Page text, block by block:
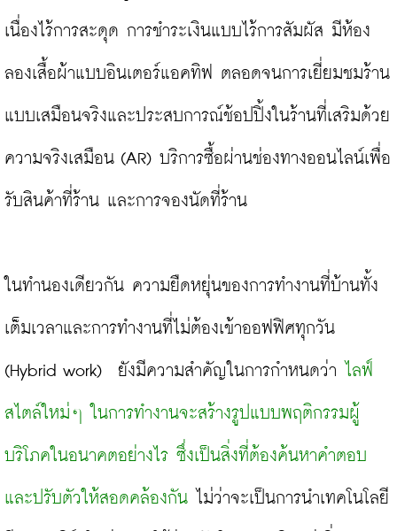
เนื่องไร้การสะดุด การชำระเงินแบบไร้การสัมผัส มีห้อง
ลองเสื้อผ้าแบบอินเตอร์แอคทิฟ ตลอดจนการเยี่ยมชมร้าน
แบบเสมือนจริงและประสบการณ์ช้อปปิ้งในร้านที่เสริมด้วย
ความจริงเสมือน (AR) บริการซื้อผ่านช่องทางออนไลน์เพื่อ
รับสินค้าที่ร้าน และการจองนัดที่ร้าน
ในทำนองเดียวกัน ความยืดหยุ่นของการทำงานที่บ้านทั้ง
เต็มเวลาและการทำงานที่ไม่ต้องเข้าออฟฟิศทุกวัน
(Hybrid work)  ยังมีความสำคัญในการกำหนดว่า ไลฟ์
สไตล์ใหม่ๆ ในการทำงานจะสร้างรูปแบบพฤติกรรมผู้
บริโภคในอนาคตอย่างไร ซึ่งเป็นสิ่งที่ต้องค้นหาคำตอบ
และปรับตัวให้สอดคล้องกัน ไม่ว่าจะเป็นการนำเทคโนโลยี